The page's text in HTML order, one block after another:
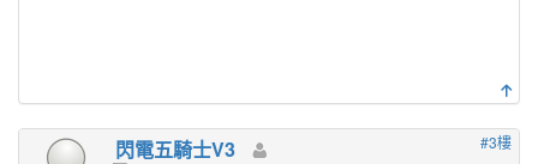
#3樓
閃電五騎士V3